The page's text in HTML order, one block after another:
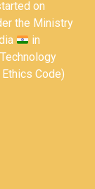
on
the Ministry
in
Code)